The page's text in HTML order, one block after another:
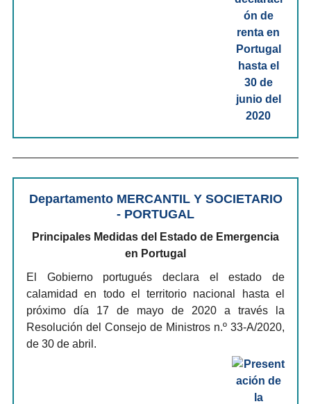
Departamento MERCANTIL Y SOCIETARIO
- PORTUGAL
Principales Medidas del Estado de Emergencia
en Portugal
El Gobierno portugués declara el estado de
calamidad en todo el territorio nacional hasta el
próximo día 17 de mayo de 2020 a través la
Resolución del Consejo de Ministros n.º 33-A/2020,
de 30 de abril.